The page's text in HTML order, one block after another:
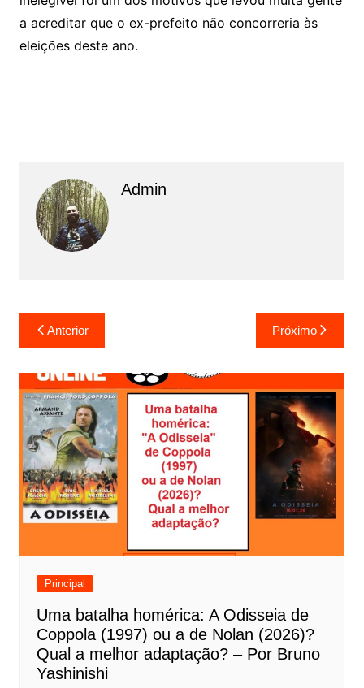
a acreditar que o ex-prefeito não concorreria às
eleições deste ano.
Admin
a
v
e
g
a
ç
ã
o
d
Anterior Próximo
Principal
Uma batalha homérica: A Odisseia de
Coppola (1997) ou a de Nolan (2026)?
Qual a melhor adaptação? – Por Bruno
Yashinishi